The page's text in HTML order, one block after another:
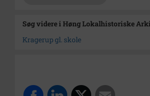
Søg videre i Høng Lokalhistoriske
Kragerup gl. skole